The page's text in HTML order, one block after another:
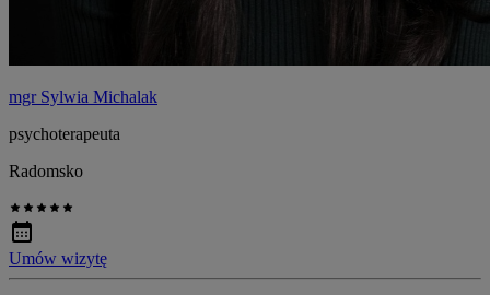
mgr Sylwia Michalak
psychoterapeuta
Radomsko
Umów wizytę